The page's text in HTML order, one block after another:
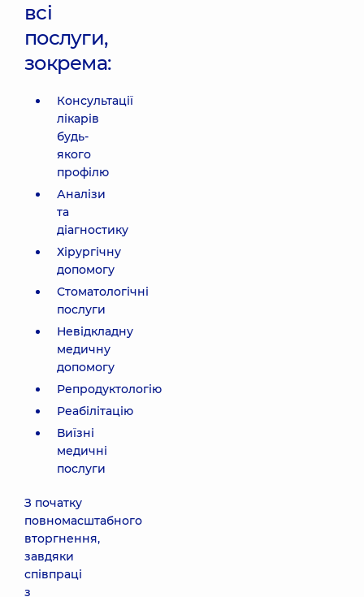
всі
послуги,
зокрема:
Консультації
лікарів
будь-
якого
профілю
Аналізи
та
діагностику
Хірургічну
допомогу
Стоматологічні
послуги
Невідкладну
медичну
допомогу
Репродуктологію
Реабілітацію
Виїзні
медичні
послуги
З початку
повномасштабного
вторгнення,
завдяки
співпраці
з